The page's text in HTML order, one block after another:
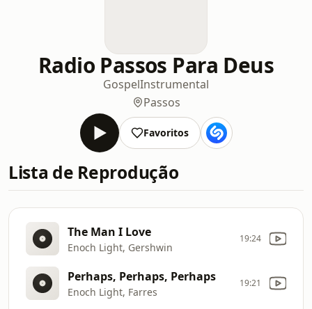
Radio Passos Para Deus
GospelInstrumental
Passos
Favoritos
Lista de Reprodução
The Man I Love
Enoch Light, Gershwin
19:24
Perhaps, Perhaps, Perhaps
Enoch Light, Farres
19:21